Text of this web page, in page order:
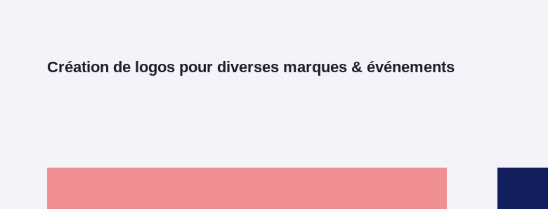
Création de logos pour diverses marques & événements